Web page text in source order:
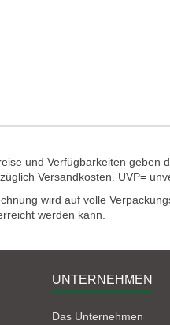
und Verfügbarkeiten geben
Versandkosten. UVP=
wird auf volle
werden kann.
UNTERNEHMEN
Das Unternehmen